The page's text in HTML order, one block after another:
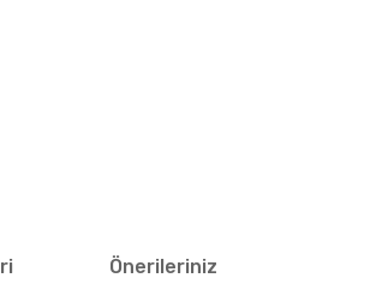
Önerileriniz